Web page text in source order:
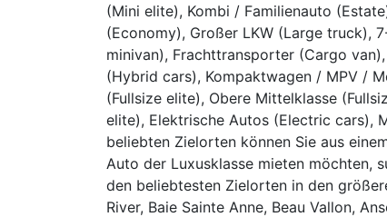
(Mini elite), Kombi / Familienauto
(Economy), Großer LKW (Large truck),
minivan), Frachttransporter (Cargo
(Hybrid cars), Kompaktwagen / MPV /
(Fullsize elite), Obere Mittelklasse
elite), Elektrische Autos (Electric cars),
beliebten Zielorten können Sie aus
Auto der Luxusklasse mieten möchten,
den beliebtesten Zielorten in den
River, Baie Sainte Anne, Beau Vallon,